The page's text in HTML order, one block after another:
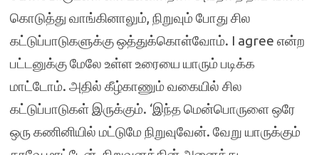
கொடுத்து வாங்கினாலும், நிறுவும் போது சில
கட்டுப்பாடுகளுக்கு ஒத்துக்கொள்வோம். I agree என்ற
பட்டனுக்கு மேலே உள்ள உரையை யாரும் படிக்க
மாட்டோம். அதில் கீழ்காணும் வகையில் சில
கட்டுப்பாடுகள் இருக்கும். ‘இந்த மென்பொருளை ஒரே
ஒரு கணினியில் மட்டுமே நிறுவுவேன். வேறு யாருக்கும்